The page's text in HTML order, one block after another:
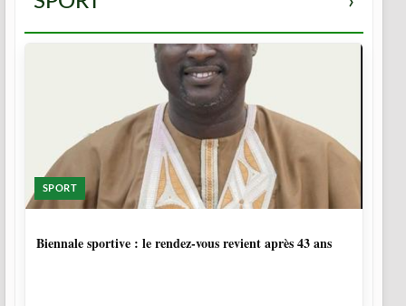
SPORT
Biennale sportive : le rendez-vous revient après 43 ans